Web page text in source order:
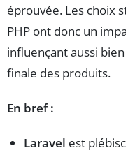
éprouvée. Les choix
PHP ont donc un
influençant aussi
finale des produits.
En bref :
Laravel est